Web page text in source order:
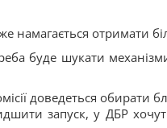
намагається отримати
буде шукати
доведеться обирати
запуск, у ДБР хочуть